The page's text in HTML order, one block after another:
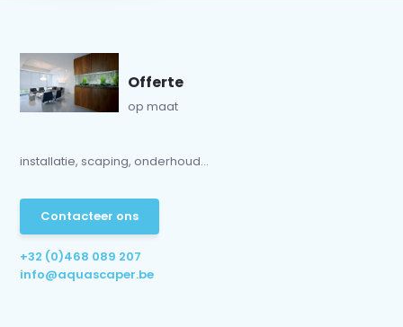
Offerte
op maat
installatie, scaping, onderhoud...
Contacteer ons
+32 (0)468 089 207
info@aquascaper.be